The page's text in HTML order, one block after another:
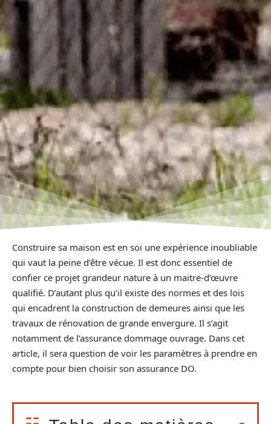
Construire sa maison est en soi une expérience inoubliable
qui vaut la peine d’être vécue. Il est donc essentiel de
confier ce projet grandeur nature à un maitre-d’œuvre
qualifié. D’autant plus qu’il existe des normes et des lois
qui encadrent la construction de demeures ainsi que les
travaux de rénovation de grande envergure. Il s’agit
notamment de l’assurance dommage ouvrage. Dans cet
article, il sera question de voir les paramètres à prendre en
compte pour bien choisir son assurance DO.